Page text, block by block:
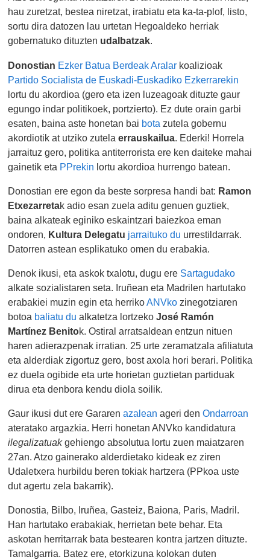
hau zuretzat, bestea niretzat, irabiatu eta ka-ta-plof, listo,
sortu dira datozen lau urtetan Hegoaldeko herriak
gobernatuko dituzten udalbatzak.
Donostian Ezker Batua Berdeak Aralar koalizioak
Partido Socialista de Euskadi-Euskadiko Ezkerrarekin
lortu du akordioa (gero eta izen luzeagoak dituzte gaur
egungo indar politikoek, portzierto). Ez dute orain garbi
esaten, baina aste honetan bai bota zutela gobernu
akordiotik at utziko zutelaerrauskailua . Ederki! Horrela
jarraituz gero, politika antiterrorista ere ken daiteke mahai
gainetik eta PPrekin lortu akordioa hurrengo batean.
Donostian ere egon da beste sorpresa handi bat: Ramon
Etxezarretak adio esan zuela aditu genuen guztiek,
baina alkateak eginiko eskaintzari baiezkoa eman
ondoren, Kultura Delegatu jarraituko du urrestildarrak.
Datorren astean esplikatuko omen du erabakia.
Denok ikusi, eta askok txalotu, dugu ere Sartagudako
alkate sozialistaren seta. Iruñean eta Madrilen hartutako
erabakiei muzin egin eta herrikoANVko zinegotziaren
botoa baliatu du alkatetza lortzekoJosé Ramón
Martínez Benitok. Ostiral arratsaldean entzun nituen
haren adierazpenak irratian. 25 urte zeramatzala afiliatuta
eta alderdiak zigortuz gero, bost axola hori berari. Politika
ez duela ogibide eta urte horietan guztietan partiduak
dirua eta denbora kendu diola soilik.
Gaur ikusi dut ere Gararenazalean ageri denOndarroan
ateratako argazkia. Herri honetan ANVko kandidatura
ilegalizatuakgehiengo absolutua lortu zuen maiatzaren
27an. Atzo gainerako alderdietako kideak ez ziren
Udaletxera hurbildu beren tokiak hartzera (PPkoa uste
dut agertu zela bakarrik).
Donostia, Bilbo, Iruñea, Gasteiz, Baiona, Paris, Madril.
Han hartutako erabakiak, herrietan bete behar. Eta
askotan herritarrak bata bestearen kontra jartzen dituzte.
Tamalgarria. Batez ere, etorkizuna kolokan duten